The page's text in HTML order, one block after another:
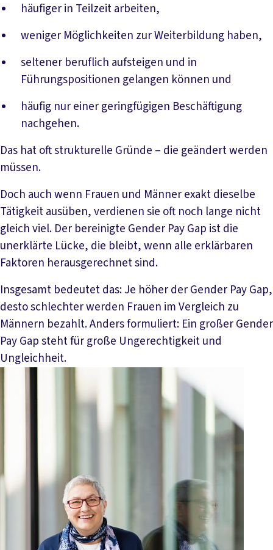
häufiger in Teilzeit arbeiten,
weniger Möglichkeiten zur Weiterbildung haben,
seltener beruflich aufsteigen und in
Führungspositionen gelangen können und
häufig nur einer geringfügigen Beschäftigung
nachgehen.
Das hat oft strukturelle Gründe – die geändert werden
müssen.
Doch auch wenn Frauen und Männer exakt dieselbe
Tätigkeit ausüben, verdienen sie oft noch lange nicht
gleich viel. Der bereinigte Gender Pay Gap ist die
unerklärte Lücke, die bleibt, wenn alle erklärbaren
Faktoren herausgerechnet sind.
Insgesamt bedeutet das: Je höher der Gender Pay Gap,
desto schlechter werden Frauen im Vergleich zu
Männern bezahlt. Anders formuliert: Ein großer Gender
Pay Gap steht für große Ungerechtigkeit und
Ungleichheit.